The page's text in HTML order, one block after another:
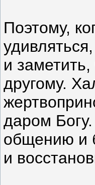
Поэтому,
и
другому.
даром
общению и
и